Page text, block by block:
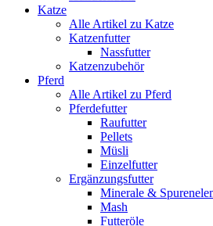
Katze
Alle Artikel zu Katze
Katzenfutter
Nassfutter
Katzenzubehör
Pferd
Alle Artikel zu Pferd
Pferdefutter
Raufutter
Pellets
Müsli
Einzelfutter
Ergänzungsfutter
Minerale &
Mash
Futteröle